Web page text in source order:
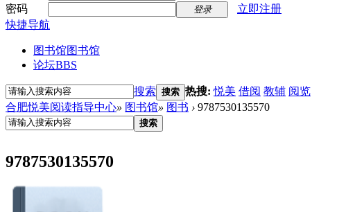
密码
登录
立即注册
快捷导航
图书馆图书馆
论坛BBS
搜索 搜索 热搜:悦美 借阅 教辅 阅览
合肥悦美阅读指导中心» 图书馆» 图书 › 9787530135570
搜索
9787530135570